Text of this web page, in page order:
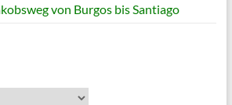
von Burgos bis Santiago